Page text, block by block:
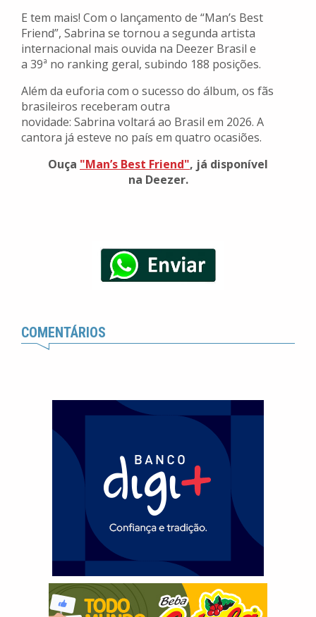
E tem mais! Com o lançamento de “Man’s Best
Friend”, Sabrina se tornou a segunda artista
internacional mais ouvida na Deezer Brasil e
a 39ª no ranking geral, subindo 188 posições.
Além da euforia com o sucesso do álbum, os fãs
brasileiros receberam outra
novidade: Sabrina voltará ao Brasil em 2026. A
cantora já esteve no país em quatro ocasiões.
Ouça "Man’s Best Friend", já disponível
na Deezer.
COMENTÁRIOS